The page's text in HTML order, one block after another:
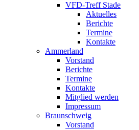
VFD-Treff Stade
Aktuelles
Berichte
Termine
Kontakte
Ammerland
Vorstand
Berichte
Termine
Kontakte
Mitglied werden
Impressum
Braunschweig
Vorstand